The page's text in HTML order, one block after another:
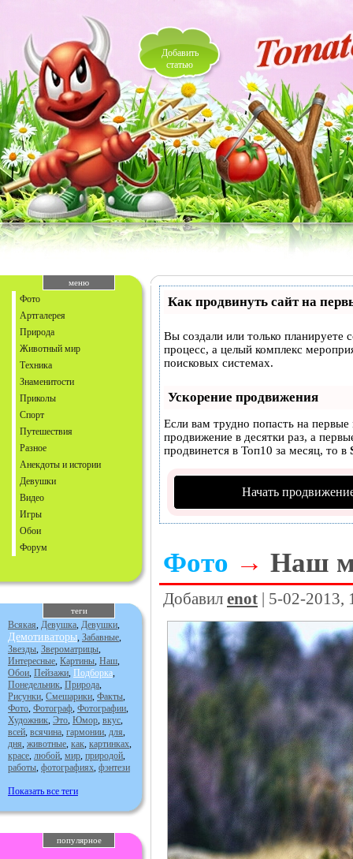
Добавить
статью
меню
Фото
Артгалерея
Природа
Животный мир
Техника
Знаменитости
Приколы
Спорт
Путешествия
Разное
Анекдоты и истории
Девушки
Видео
Игры
Обои
Форум
теги
Всякая, Девушка, Девушки,
Демотиваторы, Забавные,
Звезды, Звероматрицы,
Интересные, Картины, Наш,
Обои, Пейзажи, Подборка,
Понедельник, Природа,
Рисунки, Смешарики, Факты,
Фото, Фотограф, Фотографии,
Художник, Это, Юмор, вкус,
всей, всячина, гармонии, для,
дня, животные, как, картинках,
красе, любой, мир, природой,
работы, фотографиях, фэнтези
Показать все теги
популярное
Как продвинуть сайт на
Вы создали или только планируете
процесс, а целый комплекс
поисковых системах.
Ускорение продвижения
Если вам трудно попасть на
продвижение в десятки раз, а
продвинется в Топ10 за месяц, то в
Начать
Фото → Наш
Добавил enot | 5-02-